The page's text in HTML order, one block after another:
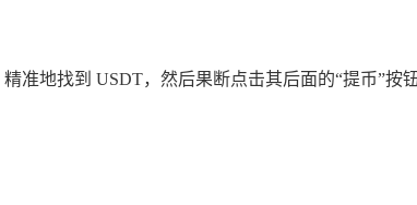
准地找到 USDT，然后果断点击其后面的“提币”按